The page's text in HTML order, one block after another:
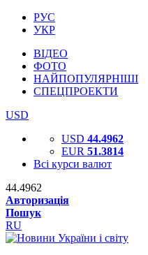
РУС
УКР
ВІДЕО
ФОТО
НАЙПОПУЛЯРНІШІ
СПЕЦПРОЕКТИ
USD
USD 44.4962
EUR 51.3814
Всі курси валют
44.4962
Авторизація
Пошук
RU